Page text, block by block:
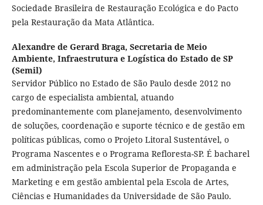
Sociedade Brasileira de Restauração Ecológica e do Pacto
pela Restauração da Mata Atlântica.
Alexandre de Gerard Braga, Secretaria de Meio
Ambiente, Infraestrutura e Logística do Estado de SP
(Semil)
Servidor Público no Estado de São Paulo desde 2012 no
cargo de especialista ambiental, atuando
predominantemente com planejamento, desenvolvimento
de soluções, coordenação e suporte técnico e de gestão em
políticas públicas, como o Projeto Litoral Sustentável, o
Programa Nascentes e o Programa Refloresta-SP. É bacharel
em administração pela Escola Superior de Propaganda e
Marketing e em gestão ambiental pela Escola de Artes,
Ciências e Humanidades da Universidade de São Paulo.